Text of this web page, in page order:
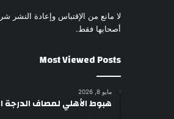
لا مانع من الإقتباس وإعادة النشر
أصحابها فقط.
Most Viewed Posts
مايو 8, 2026
هبوط الأهلي لمصاف الدرجة